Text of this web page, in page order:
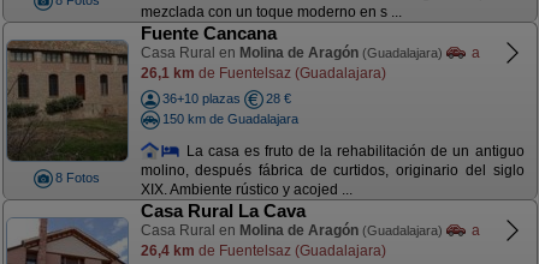
mezclada con un toque moderno en s ...
8 Fotos
Fuente Cancana
Casa Rural en Molina de Aragón (Guadalajara)
a
26,1 km de Fuentelsaz (Guadalajara)
36+10 plazas
28 €
150 km de Guadalajara
La casa es fruto de la rehabilitación de un antiguo
molino, después fábrica de curtidos, originario del siglo
XIX. Ambiente rústico y acojed ...
Casa Rural La Cava
Casa Rural en Molina de Aragón (Guadalajara)
a
26,4 km de Fuentelsaz (Guadalajara)